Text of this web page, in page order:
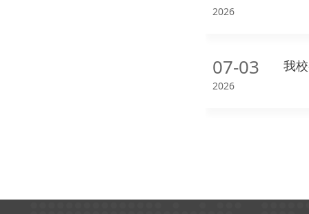
2026
2026
07-03 我